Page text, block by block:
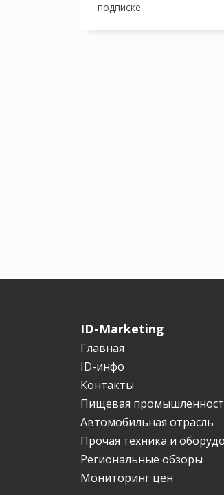
подписке
ID-Marketing
Главная
ID-инфо
Контакты
Пищевая
Автомобильная отрасль
Прочая техника и
Региональные обзоры
Мониторинг цен